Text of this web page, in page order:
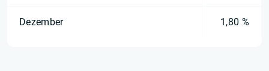
Dezember 1,80 %